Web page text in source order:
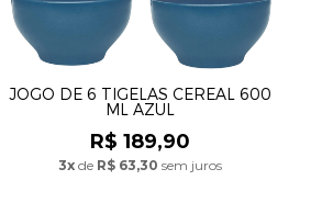
JOGO DE 6 TIGELAS CEREAL 600
ML AZUL
R$ 189,90
3x de R$ 63,30 sem juros